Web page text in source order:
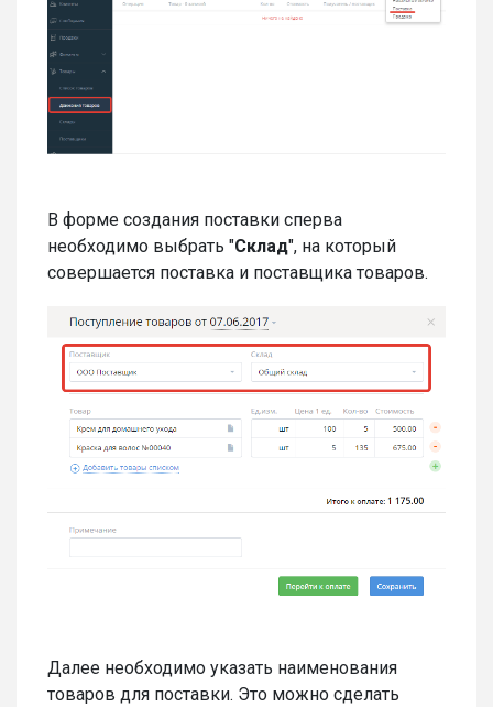
В форме создания поставки сперва
необходимо выбрать "Склад", на который
совершается поставка и поставщика товаров.
Далее необходимо указать наименования
товаров для поставки. Это можно сделать